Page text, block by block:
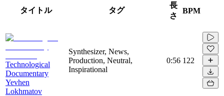
タイトル タグ
長
さ
BPM
Technological
Documentary
Yevhen
Lokhmatov
Synthesizer, News,
Production, Neutral,
Inspirational
0:56 122